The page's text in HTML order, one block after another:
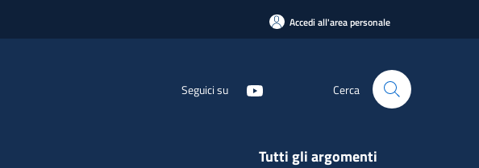
Accedi all'area personale
Seguici su Cerca
Tutti gli argomenti